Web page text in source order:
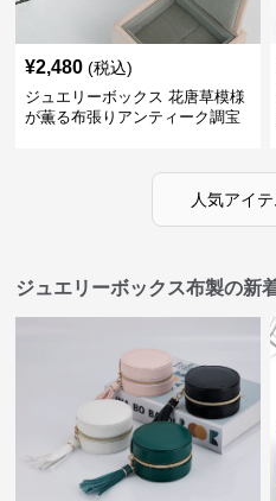
¥2,480 (税込)
ジュエリーボックス 花唐草模様
が薫る布張りアンティーク調宝
人気アイ
ジュエリーボックス布製の新